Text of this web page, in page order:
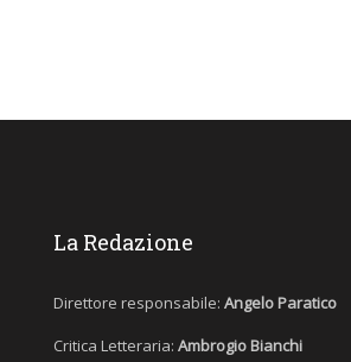
La Redazione
Direttore responsabile: Angelo Paratico
Critica Letteraria: Ambrogio Bianchi